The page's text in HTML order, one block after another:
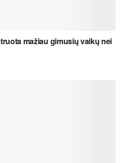
mažiau gimusių vaikų nei